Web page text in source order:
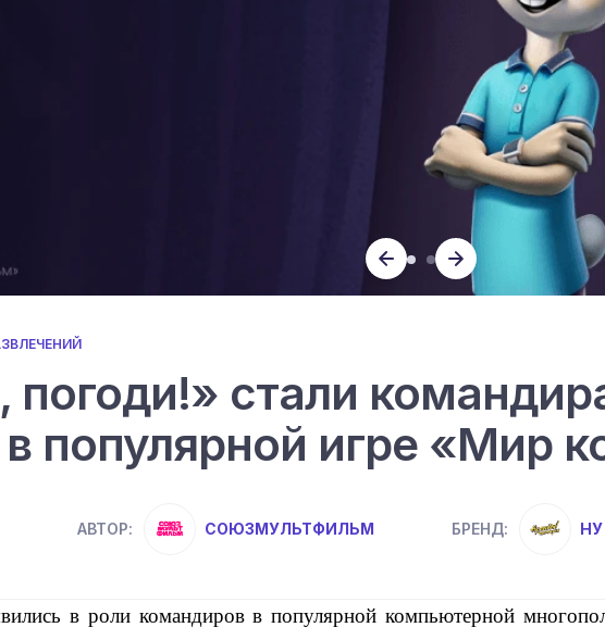
погоди!» стали
популярной игре «Мир
АВТОР: СОЮЗМУЛЬТФИЛЬМ БРЕНД:
в роли командиров в популярной компьютерной